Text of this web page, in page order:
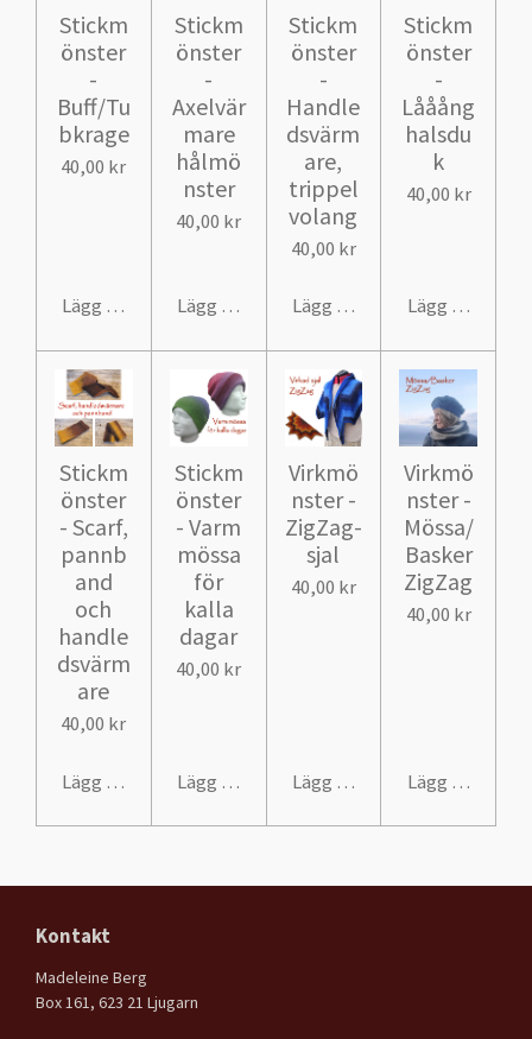
Stickm
önster
-
Buff/Tu
bkrage
40,00 kr
Lägg till i varukorg
Stickm
önster
-
Axelvär
mare
hålmö
nster
40,00 kr
Lägg till i varukorg
Stickm
önster
-
Handle
dsvärm
are,
trippel
volang
40,00 kr
Lägg till i varukorg
Stickm
önster
-
Lååång
halsdu
k
40,00 kr
Lägg till i
Stickm
önster
- Scarf,
pannb
and
och
handle
dsvärm
are
40,00 kr
Lägg till i varukorg
Stickm
önster
- Varm
mössa
för
kalla
dagar
40,00 kr
Lägg till i varukorg
Virkmö
nster -
ZigZag-
sjal
40,00 kr
Lägg till i varukorg
Virkmö
nster -
Mössa/
Basker
ZigZag
40,00 kr
Lägg till i
Kontakt
Madeleine Berg
Box 161, 623 21 Ljugarn